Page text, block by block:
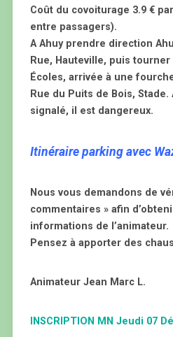
Coût du covoiturage 3.9 €
entre passagers).
A Ahuy prendre direction
Rue, Hauteville, puis
Écoles, arrivée à une
Rue du Puits de Bois,
signalé, il est dangereux.
Itinéraire parking avec
Nous vous demandons de
commentaires » afin
informations de l’animateur.
Pensez à apporter des
Animateur Jean Marc L.
INSCRIPTION MN Jeudi 07